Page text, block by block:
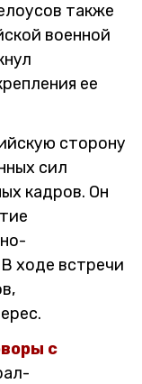
также
военной
ее
сторону
сил
кадров. Он
ходе встречи
с